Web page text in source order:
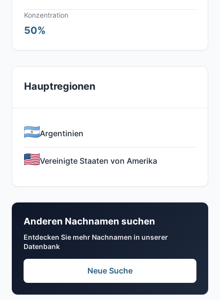
Konzentration
50%
Hauptregionen
Argentinien
Vereinigte Staaten von Amerika
Anderen Nachnamen suchen
Entdecken Sie mehr Nachnamen in unserer
Datenbank
Neue Suche